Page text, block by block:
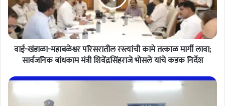
ळा
-
म
हा
र
वाई-खंडाळा-महाबळेश्वर परिसरातील रस्त्यांची कामे तत्काळ मार्गी लावा;
सार्वजनिक बांधकाम मंत्री शिवेंद्रसिंहराजे भोसले यांचे कडक निर्देश